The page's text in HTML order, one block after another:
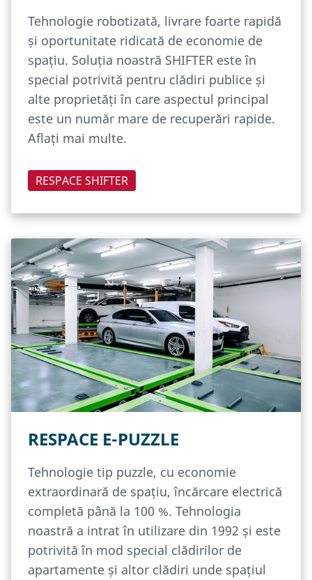
Tehnologie robotizată, livrare foarte rapidă
și oportunitate ridicată de economie de
spațiu. Soluția noastră SHIFTER este în
special potrivită pentru clădiri publice și
alte proprietăți în care aspectul principal
este un număr mare de recuperări rapide.
Aflați mai multe.
RESPACE SHIFTER
RESPACE E-PUZZLE
Tehnologie tip puzzle, cu economie
extraordinară de spațiu, încărcare electrică
completă până la 100 %. Tehnologia
noastră a intrat în utilizare din 1992 și este
potrivită în mod special clădirilor de
apartamente și altor clădiri unde spațiul